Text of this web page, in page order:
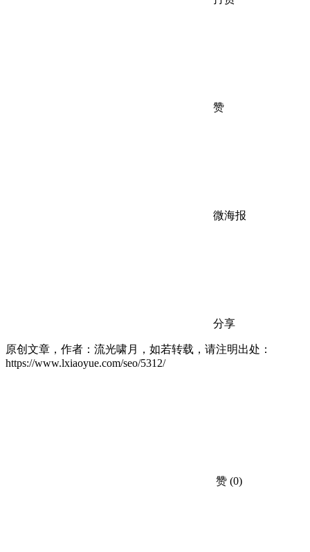
赞
微海报
分享
原创文章，作者：流光啸月，如若转载，请注明出处：
https://www.lxiaoyue.com/seo/5312/
赞 (0)